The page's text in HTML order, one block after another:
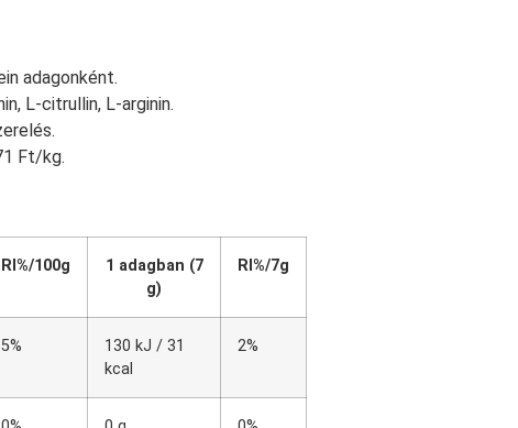
adagonként.
L-citrullin, L-arginin.
Ft/kg.
RI%/100g
1 adagban (7
g)
RI%/7g
5%
130 kJ / 31
kcal
2%